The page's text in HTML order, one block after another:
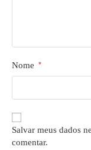
Nome *
Salvar meus dados
comentar.